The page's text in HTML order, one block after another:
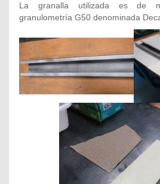
La granalla utilizada es de
granulometría G50 denominada